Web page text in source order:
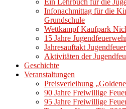
Ein Lehrbuch für die
Infonachmittag für die
Grundschule
Wettkampf Kaufpark
15 Jahre
Jahresauftakt
Aktivitäten der
Geschichte
Veranstaltungen
Preisverleihung
90 Jahre Freiwillige
95 Jahre Freiwillige